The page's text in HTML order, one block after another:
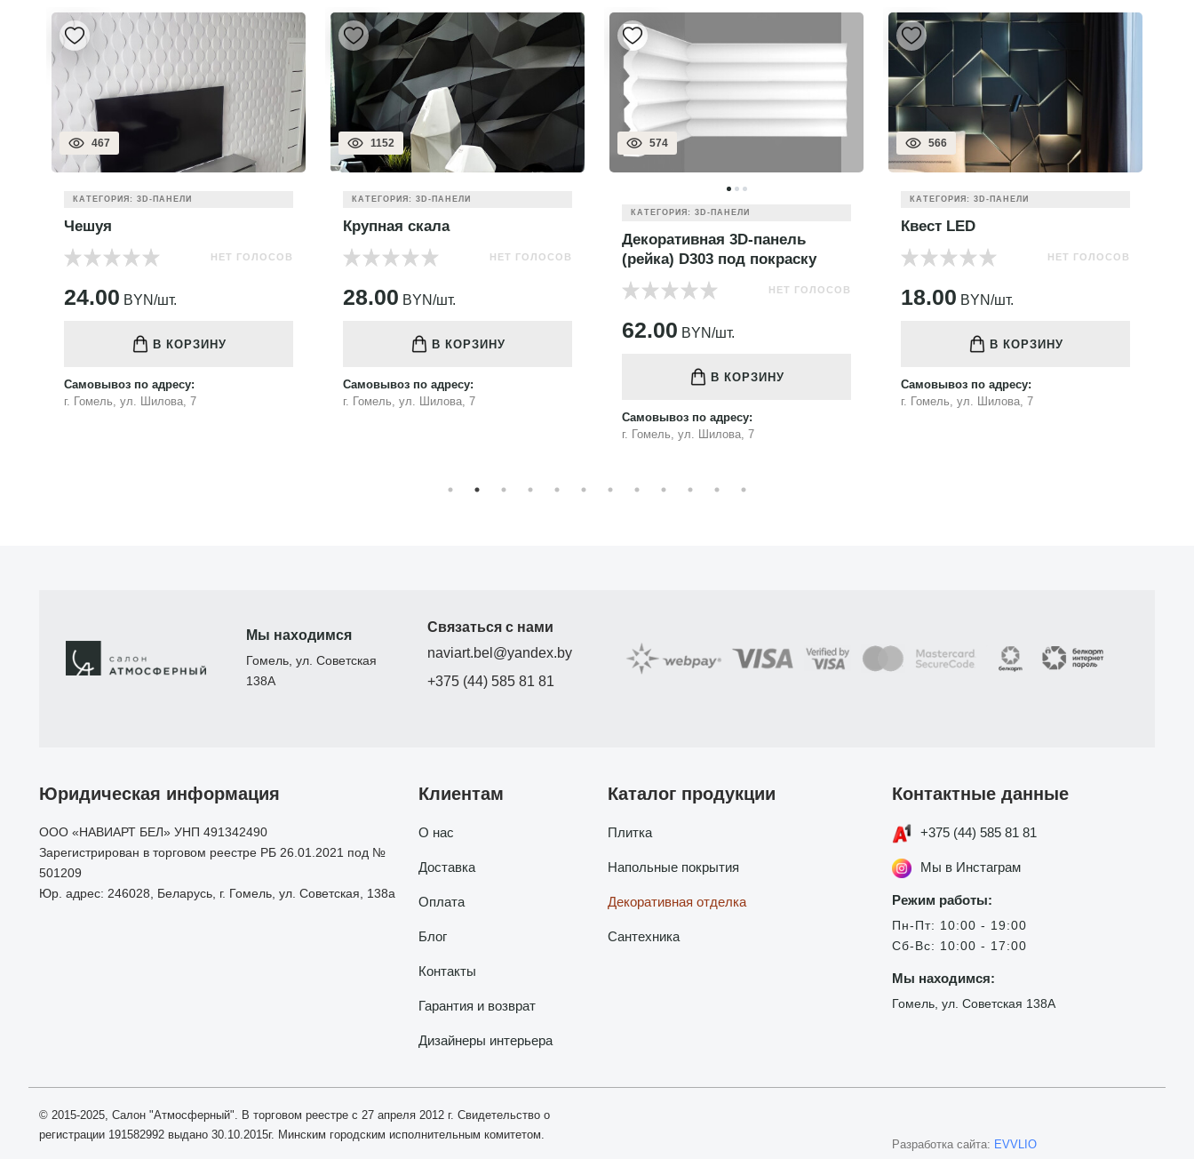
467
КАТЕГОРИЯ: 3D-ПАНЕЛИ
Чешуя
НЕТ ГОЛОСОВ
24.00 BYN/шт.
В КОРЗИНУ
Самовывоз по адресу:
г. Гомель, ул. Шилова, 7
1152
КАТЕГОРИЯ: 3D-ПАНЕЛИ
Крупная скала
НЕТ ГОЛОСОВ
28.00 BYN/шт.
В КОРЗИНУ
Самовывоз по адресу:
г. Гомель, ул. Шилова, 7
574
КАТЕГОРИЯ: 3D-ПАНЕЛИ
Декоративная 3D-панель
(рейка) D303 под покраску
НЕТ ГОЛОСОВ
62.00 BYN/шт.
В КОРЗИНУ
Самовывоз по адресу:
г. Гомель, ул. Шилова, 7
566
КАТЕГОРИЯ: 3D-ПАНЕЛИ
Квест LED
НЕТ ГОЛОСОВ
18.00 BYN/шт.
В КОРЗИНУ
Самовывоз по адресу:
г. Гомель, ул. Шилова, 7
Мы находимся
Гомель, ул. Советская
138А
Связаться с нами
naviart.bel@yandex.by
+375 (44) 585 81 81
Юридическая информация
ООО «НАВИАРТ БЕЛ» УНП 491342490
Зарегистрирован в торговом реестре РБ 26.01.2021 под №
501209
Юр. адрес: 246028, Беларусь, г. Гомель, ул. Советская, 138а
Клиентам
О нас
Доставка
Оплата
Блог
Контакты
Гарантия и возврат
Дизайнеры интерьера
Каталог продукции
Плитка
Напольные покрытия
Декоративная отделка
Сантехника
Контактные данные
+375 (44) 585 81 81
Мы в Инстаграм
Режим работы:
Пн-Пт: 10:00 - 19:00
Сб-Вс: 10:00 - 17:00
Мы находимся:
Гомель, ул. Советская 138А
© 2015-2025, Салон "Атмосферный". В торговом реестре с 27 апреля 2012 г. Свидетельство о
регистрации 191582992 выдано 30.10.2015г. Минским городским исполнительным комитетом.
Разработка сайта: EVVLIO